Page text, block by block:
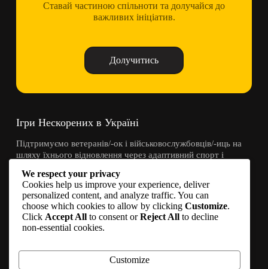
Ставай частиною спільноти та долучайся до
важливих ініціатив.
Долучитись
Ігри Нескорених в Україні
Підтримуємо ветеранів/-ок і військовослужбовців/-иць на
шляху їхнього відновлення через адаптивний спорт і
Контакти
info@invictusgames.in.ua
Долучитись
Стати партнером
We respect your privacy
Cookies help us improve your experience, deliver
personalized content, and analyze traffic. You can
choose which cookies to allow by clicking Customize.
Click Accept All to consent orReject All to decline
non-essential cookies.
Customize